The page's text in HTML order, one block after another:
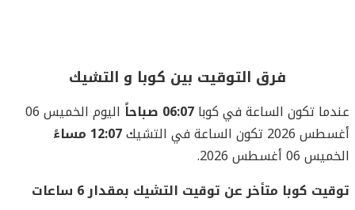
فرق التوقيت بين كوبا و التشيك
عندما تكون الساعة في كوبا06:07 صباحاً
اليوم الخميس 06
أغسطس 2026 تكون الساعة في التشيك
12:07 مساءً
الخميس 06 أغسطس 2026.
توقيت كوبا متأخر عن توقيت التشيك بمقدار 6 ساعات